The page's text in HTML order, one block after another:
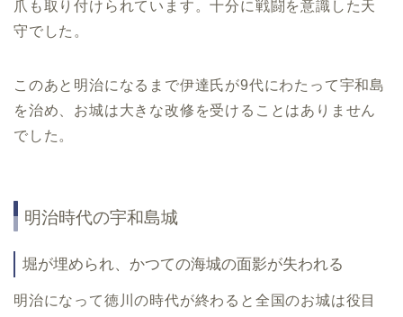
爪も取り付けられています。十分に戦闘を意識した天
守でした。
このあと明治になるまで伊達氏が9代にわたって宇和島
を治め、お城は大きな改修を受けることはありません
でした。
明治時代の宇和島城
堀が埋められ、かつての海城の面影が失われる
明治になって徳川の時代が終わると全国のお城は役目